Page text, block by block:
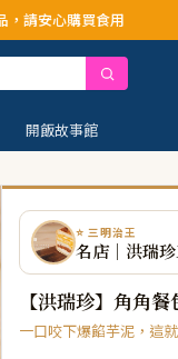
開飯故事館
⭐ 三明治王
名店｜洪瑞
【洪瑞珍】角角
一口咬下爆餡芋泥，這